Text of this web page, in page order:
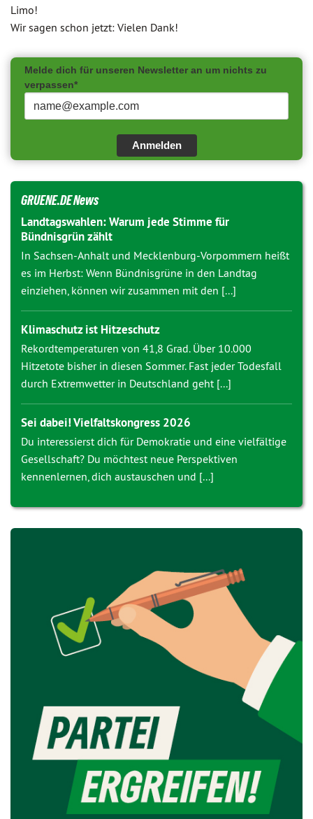
Limo!
Wir sagen schon jetzt: Vielen Dank!
Melde dich für unseren Newsletter an um nichts zu
verpassen*
Anmelden
GRUENE.DE News
Landtagswahlen: Warum jede Stimme für
Bündnisgrün zählt
In Sachsen-Anhalt und Mecklenburg-Vorpommern heißt
es im Herbst: Wenn Bündnisgrüne in den Landtag
einziehen, können wir zusammen mit den [...]
Klimaschutz ist Hitzeschutz
Rekordtemperaturen von 41,8 Grad. Über 10.000
Hitzetote bisher in diesen Sommer. Fast jeder Todesfall
durch Extremwetter in Deutschland geht [...]
Sei dabei! Vielfaltskongress 2026
Du interessierst dich für Demokratie und eine vielfältige
Gesellschaft? Du möchtest neue Perspektiven
kennenlernen, dich austauschen und [...]